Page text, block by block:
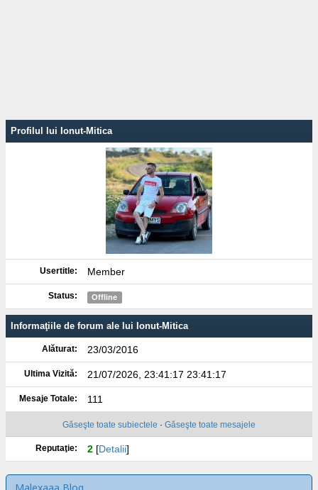
Profilul lui Ionut-Mitica
Usertitle: Member
Status: Offline
Informaţiile de forum ale lui Ionut-Mitica
Alăturat: 23/03/2016
Ultima Vizită: 21/07/2026, 23:41:17 23:41:17
Mesaje Totale: 111
Găseşte toate subiectele · Găseşte toate mesajele
Reputaţie: 2 [Detalii]